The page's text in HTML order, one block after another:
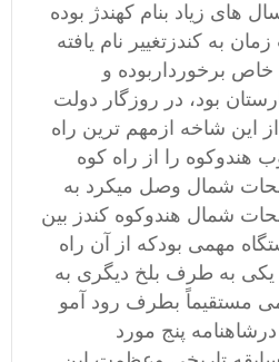
های زیاد بنام کهندژ بوده
به کندزتغییر نام یافته
برخورداربوده و
بود، در روزگار دولت
پیش از این شاخه ازمهم ترین راه
هندوکوه را از راه کوه
شمال وصل میکرد به
شمال هندوکوه کندز بین
مهمی بودکه از آن راه
به طرف بلخ دیگری به
مستقیماً بطرف رود آمو
پنج مورد